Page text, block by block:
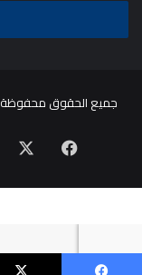
جميع الحقوق محفوظة
فيسبوك